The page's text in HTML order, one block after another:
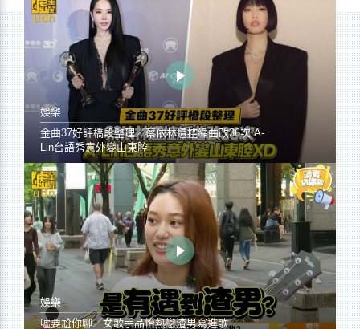
娛樂
金曲37好評橋段整理／蔡依林遭控編曲改36次 A-
Lin台語秀意外變山東腔
娛樂
噓要尬你聊／女歌手品怡熱戀渣男寫進歌